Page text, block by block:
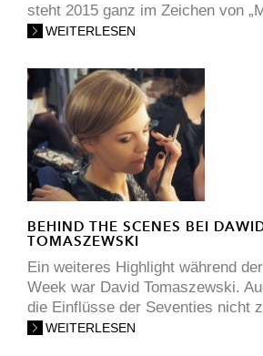
steht 2015 ganz im Zeichen von
WEITERLESEN
BEHIND THE SCENES BEI
TOMASZEWSKI
Ein weiteres Highlight während
Week war David Tomaszewski.
die Einflüsse der Seventies nicht
WEITERLESEN